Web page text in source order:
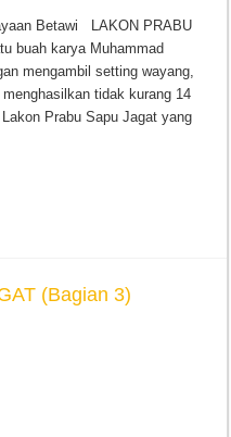
Betawi LAKON PRABU
buah karya Muhammad
mengambil setting wayang,
tidak kurang 14
Prabu Sapu Jagat yang
(Bagian 3)